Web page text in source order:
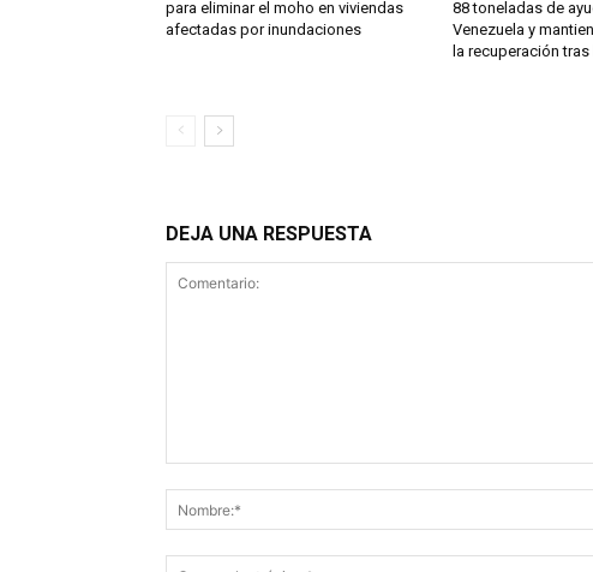
para eliminar el moho en viviendas
afectadas por inundaciones
88 toneladas de
Venezuela y
la recuperación
DEJA UNA RESPUESTA